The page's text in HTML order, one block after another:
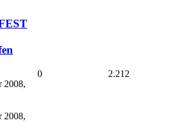
2008,
2008,
0 2.212